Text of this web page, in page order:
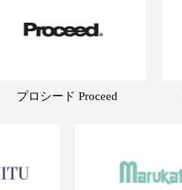
プロシード Proceed